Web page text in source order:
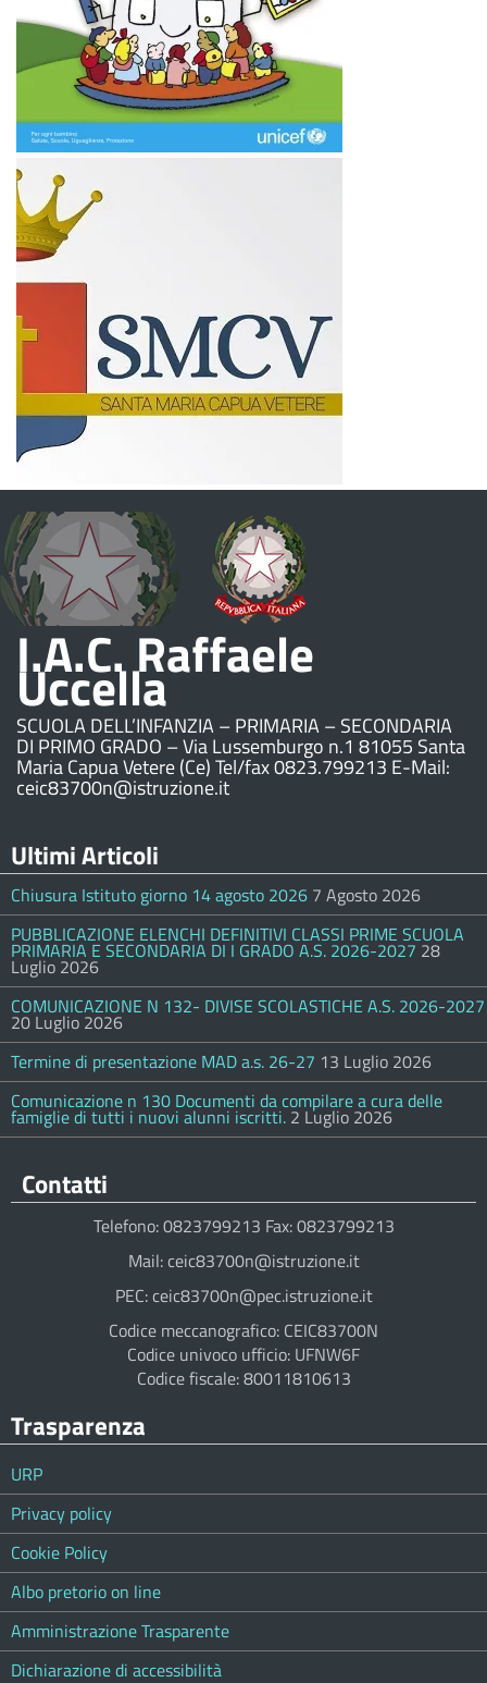
I.A.C. Raffaele
Uccella
SCUOLA DELL’INFANZIA – PRIMARIA – SECONDARIA
DI PRIMO GRADO – Via Lussemburgo n.1 81055 Santa
Maria Capua Vetere (Ce) Tel/fax 0823.799213 E-Mail:
ceic83700n@istruzione.it
Ultimi Articoli
Chiusura Istituto giorno 14 agosto 2026 7 Agosto 2026
PUBBLICAZIONE ELENCHI DEFINITIVI CLASSI PRIME SCUOLA
PRIMARIA E SECONDARIA DI I GRADO A.S. 2026-2027 28
Luglio 2026
COMUNICAZIONE N 132- DIVISE SCOLASTICHE A.S. 2026-2027
20 Luglio 2026
Termine di presentazione MAD a.s. 26-27 13 Luglio 2026
Comunicazione n 130 Documenti da compilare a cura delle
famiglie di tutti i nuovi alunni iscritti. 2 Luglio 2026
Contatti
Telefono: 0823799213 Fax: 0823799213
Mail: ceic83700n@istruzione.it
PEC: ceic83700n@pec.istruzione.it
Codice meccanografico: CEIC83700N
Codice univoco ufficio: UFNW6F
Codice fiscale: 80011810613
Trasparenza
URP
Privacy policy
Cookie Policy
Albo pretorio on line
Amministrazione Trasparente
Dichiarazione di accessibilità